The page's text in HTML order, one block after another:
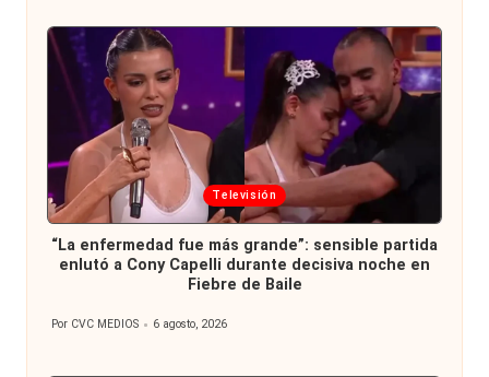
Publicada
en
Televisión
“La enfermedad fue más grande”: sensible partida
enlutó a Cony Capelli durante decisiva noche en
Fiebre de Baile
Publicado
Por CVC MEDIOS 6 agosto, 2026